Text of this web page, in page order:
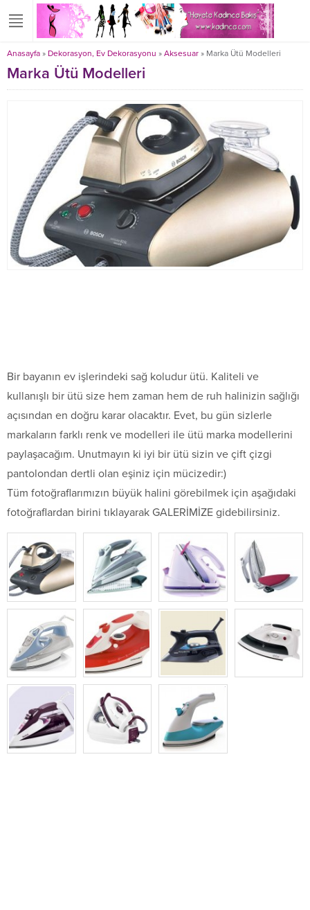
Anasayfa » Dekorasyon, Ev Dekorasyonu » Aksesuar » Marka Ütü Modelleri
Marka Ütü Modelleri
Bir bayanın ev işlerindeki sağ koludur ütü. Kaliteli ve
kullanışlı bir ütü size hem zaman hem de ruh halinizin sağlığı
açısından en doğru karar olacaktır. Evet, bu gün sizlerle
markaların farklı renk ve modelleri ile ütü marka modellerini
paylaşacağım. Unutmayın ki iyi bir ütü sizin ve çift çizgi
pantolondan dertli olan eşiniz için mücizedir:)
Tüm fotoğraflarımızın büyük halini görebilmek için aşağıdaki
fotoğraflardan birini tıklayarak GALERİMİZE gidebilirsiniz.